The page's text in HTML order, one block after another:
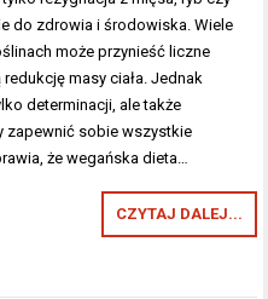
do zdrowia i środowiska. Wiele
może przynieść liczne
masy ciała. Jednak
determinacji, ale także
zapewnić sobie wszystkie
że wegańska dieta…
CZYTAJ DALEJ...